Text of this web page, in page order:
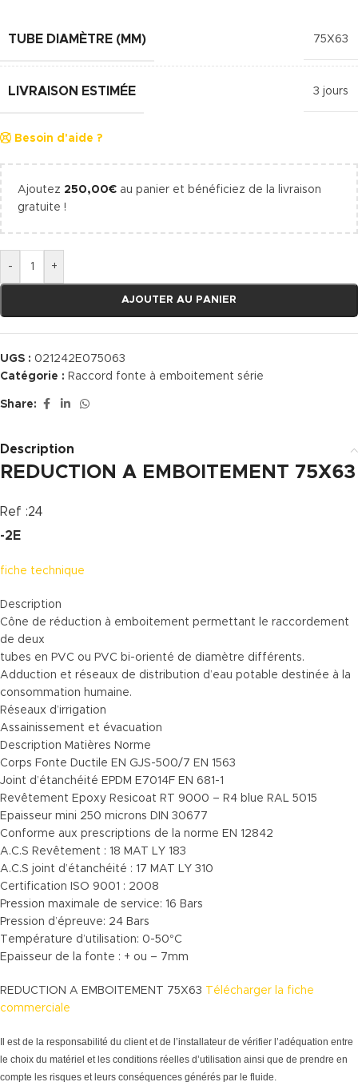
TUBE DIAMÈTRE (MM) 75X63
LIVRAISON ESTIMÉE 3 jours
Besoin d'aide ?
Ajoutez 250,00€ au panier et bénéficiez de la livraison
gratuite !
- +
AJOUTER AU PANIER
UGS : 021242E075063
Catégorie : Raccord fonte à emboitement série
Share:
Description
REDUCTION A EMBOITEMENT 75X63
Ref :24
-2E
fiche technique
Description
Cône de réduction à emboitement permettant le raccordement
de deux
tubes en PVC ou PVC bi-orienté de diamètre différents.
Adduction et réseaux de distribution d’eau potable destinée à la
consommation humaine.
Réseaux d’irrigation
Assainissement et évacuation
Description Matières Norme
Corps Fonte Ductile EN GJS-500/7 EN 1563
Joint d’étanchéité EPDM E7014F EN 681-1
Revêtement Epoxy Resicoat RT 9000 – R4 blue RAL 5015
Epaisseur mini 250 microns DIN 30677
Conforme aux prescriptions de la norme EN 12842
A.C.S Revêtement : 18 MAT LY 183
A.C.S joint d’étanchéité : 17 MAT LY 310
Certification ISO 9001 : 2008
Pression maximale de service: 16 Bars
Pression d’épreuve: 24 Bars
Température d’utilisation: 0-50°C
Epaisseur de la fonte : + ou – 7mm
REDUCTION A EMBOITEMENT 75X63 Télécharger la fiche
commerciale
Il est de la responsabilité du client et de l’installateur de vérifier l’adéquation entre
le choix du matériel et les conditions réelles d’utilisation ainsi que de prendre en
compte les risques et leurs conséquences générés par le fluide.